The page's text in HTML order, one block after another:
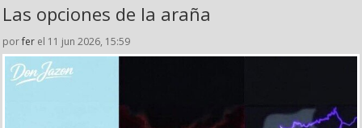
Las opciones de la araña
porfer el 11 jun 2026, 15:59